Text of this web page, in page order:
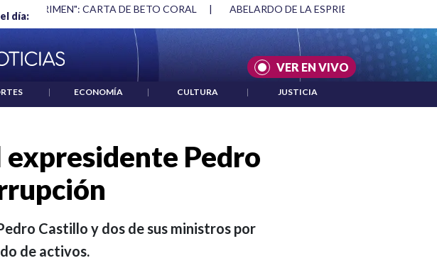
día:
ABELARDO DE LA ESPRIELLA Y DMG | ACUERDOS ENTRE ESTADOS UNIDOS E
VER EN VIVO
| ECONOMÍA | CULTURA | JUSTICIA
expresidente Pedro
Castillo y dos de sus ministros por
de activos.